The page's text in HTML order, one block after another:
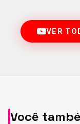
VER
Você